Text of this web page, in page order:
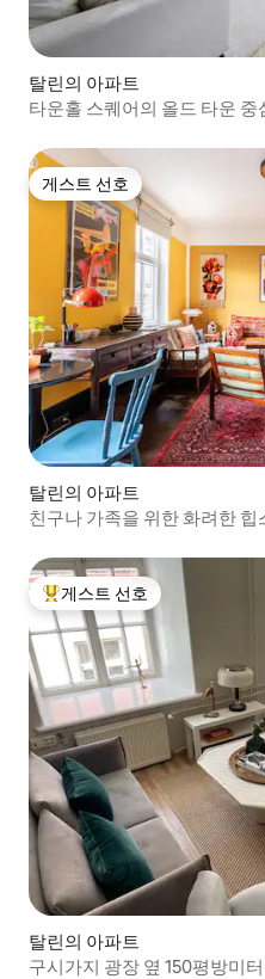
탈린의 아파트
타운홀 스퀘어의 올드 타운
게스트 선호
게스트 선호
탈린의 아파트
친구나 가족을 위한 화려한 힙
상위 게스트 선호
게스트 선호
탈린의 아파트
구시가지 광장 옆 150평방미